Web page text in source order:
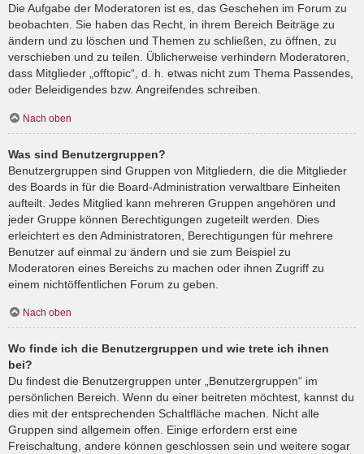
Die Aufgabe der Moderatoren ist es, das Geschehen im Forum zu
beobachten. Sie haben das Recht, in ihrem Bereich Beiträge zu
ändern und zu löschen und Themen zu schließen, zu öffnen, zu
verschieben und zu teilen. Üblicherweise verhindern Moderatoren,
dass Mitglieder „offtopic“, d. h. etwas nicht zum Thema Passendes,
oder Beleidigendes bzw. Angreifendes schreiben.
Nach oben
Was sind Benutzergruppen?
Benutzergruppen sind Gruppen von Mitgliedern, die die Mitglieder
des Boards in für die Board-Administration verwaltbare Einheiten
aufteilt. Jedes Mitglied kann mehreren Gruppen angehören und
jeder Gruppe können Berechtigungen zugeteilt werden. Dies
erleichtert es den Administratoren, Berechtigungen für mehrere
Benutzer auf einmal zu ändern und sie zum Beispiel zu
Moderatoren eines Bereichs zu machen oder ihnen Zugriff zu
einem nichtöffentlichen Forum zu geben.
Nach oben
Wo finde ich die Benutzergruppen und wie trete ich ihnen
bei?
Du findest die Benutzergruppen unter „Benutzergruppen“ im
persönlichen Bereich. Wenn du einer beitreten möchtest, kannst du
dies mit der entsprechenden Schaltfläche machen. Nicht alle
Gruppen sind allgemein offen. Einige erfordern erst eine
Freischaltung, andere können geschlossen sein und weitere sogar